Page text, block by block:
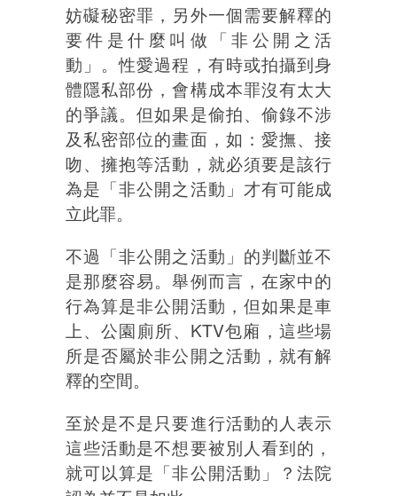
妨礙秘密罪，另外一個需要解釋的
要件是什麼叫做「非公開之活
動」。性愛過程，有時或拍攝到身
體隱私部份，會構成本罪沒有太大
的爭議。但如果是偷拍、偷錄不涉
及私密部位的畫面，如：愛撫、接
吻、擁抱等活動，就必須要是該行
為是「非公開之活動」才有可能成
立此罪。
不過「非公開之活動」的判斷並不
是那麼容易。舉例而言，在家中的
行為算是非公開活動，但如果是車
上、公園廁所、KTV包廂，這些場
所是否屬於非公開之活動，就有解
釋的空間。
至於是不是只要進行活動的人表示
這些活動是不想要被別人看到的，
就可以算是「非公開活動」？法院